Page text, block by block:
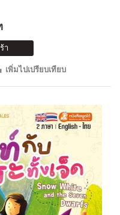
า
เพิ่มไปเปรียบเทียบ